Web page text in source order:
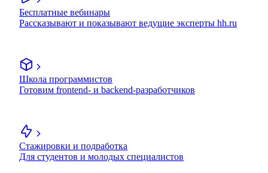
Бесплатные вебинары
Рассказывают и показывают ведущие эксперты hh.ru
Школа программистов
Готовим frontend- и backend-разработчиков
Стажировки и подработка
Для студентов и молодых специалистов